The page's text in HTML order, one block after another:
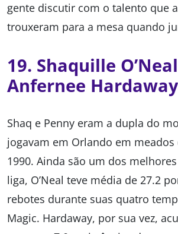
gente discutir com o talento que
trouxeram para a mesa quando
19. Shaquille
Anfernee
Shaq e Penny eram a dupla do
jogavam em Orlando em meados
1990. Ainda são um dos
liga, O’Neal teve média de 27.2
rebotes durante suas quatro
Magic. Hardaway, por sua vez,